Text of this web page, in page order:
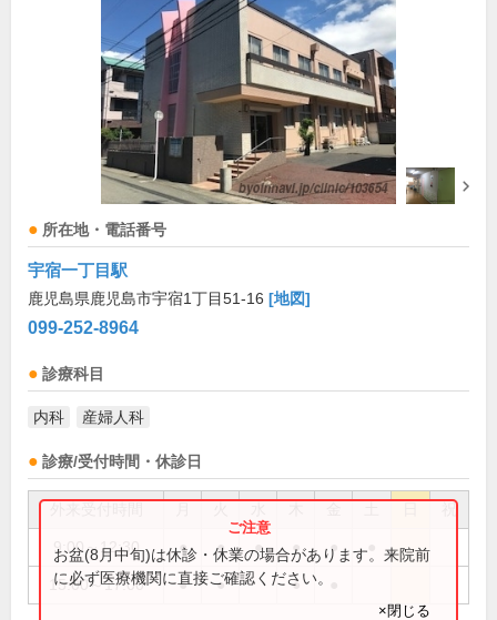
所在地・電話番号
宇宿一丁目駅
鹿児島県鹿児島市宇宿1丁目51-16 [地図]
099-252-8964
診療科目
内科 産婦人科
診療/受付時間・休診日
祝
9:00～12:30 ● ● ● ● ●
15:00～17:00 ● ● ●
お盆(8月中旬)は休診・休業の場合があります。来院前
に必ず医療機関に直接ご確認ください。
×閉じる